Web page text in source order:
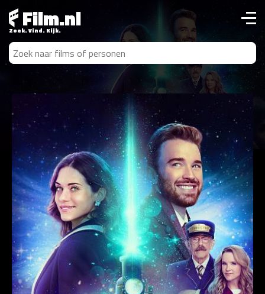
Film.nl
Zoek. Vind. Kijk.